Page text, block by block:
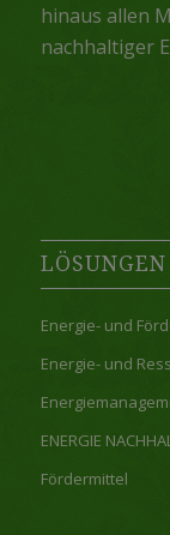
hinaus allen
nachhaltiger
LÖSUNGEN
Energie- und
Energie- und
ENERGIE
Fördermittel